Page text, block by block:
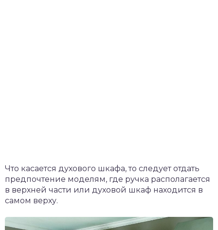
Что касается духового шкафа, то следует отдать
предпочтение моделям, где ручка располагается
в верхней части или духовой шкаф находится в
самом верху.